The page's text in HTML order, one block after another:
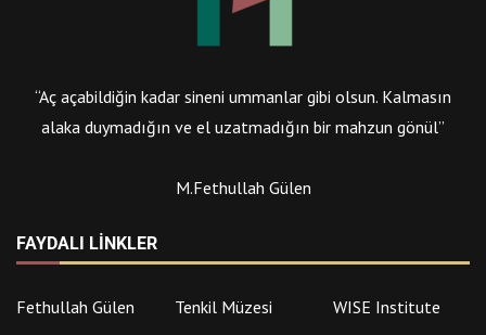
“Aç açabildiğin kadar sineni ummanlar gibi olsun. Kalmasın
alaka duymadığın ve el uzatmadığın bir mahzun gönül”
M.Fethullah Gülen
FAYDALI LINKLER
Fethullah Gülen Tenkil Müzesi
WISE Institute